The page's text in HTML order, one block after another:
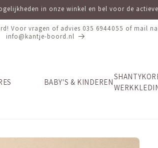
in onze winkel en bel voor de
Voor vragen of advies 035 6944055 of mail
info@kantje-boord.nl
BABY'S & KINDEREN